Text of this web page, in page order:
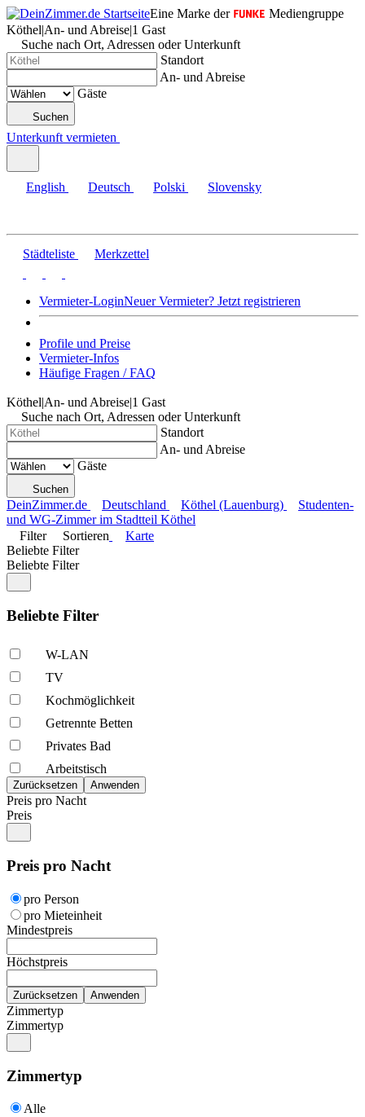
Eine Marke der
Mediengruppe
Köthel|An- und Abreise|1 Gast
Suche nach Ort, Adressen oder Unterkunft
Standort
An- und Abreise
Gäste
Suchen
Unterkunft vermieten
English Deutsch Polski Slovensky
Städteliste Merkzettel
Vermieter-LoginNeuer Vermieter? Jetzt registrieren
Profile und Preise
Vermieter-Infos
Häufige Fragen / FAQ
Köthel|An- und Abreise|1 Gast
Suche nach Ort, Adressen oder Unterkunft
Standort
An- und Abreise
Gäste
Suchen
DeinZimmer.de Deutschland Köthel (Lauenburg)
Studenten-
und WG-Zimmer im Stadtteil Köthel
Filter
Sortieren
Karte
Beliebte Filter
Beliebte Filter
Beliebte Filter
W-LAN
TV
Kochmöglich­keit
Getrennte Betten
Privates Bad
Arbeitstisch
Preis pro Nacht
Preis
Preis pro Nacht
pro Person
pro Mieteinheit
Mindestpreis
Höchstpreis
Zimmertyp
Zimmertyp
Zimmertyp
Alle